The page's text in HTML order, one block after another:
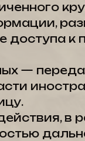
доступа
—
в